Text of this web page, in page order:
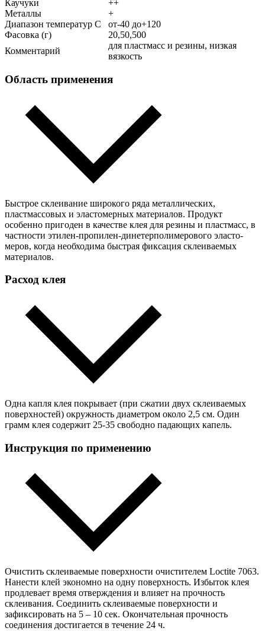
Каучуки
++
Металлы
+
Диапазон температур С
от-40 до+120
Фасовка (г)
20,50,500
Комментарий
для пластмасс и резины, низкая
вязкость
Область применения
Быстрое склеивание широкого ряда металлических,
пластмассовых и эластомерных материалов. Продукт
особенно пригоден в качестве клея для резины и пластмасс, в
частности этилен-пропилен-динетерполимерового эласто-
меров, когда необходима быстрая фиксация склеиваемых
материалов.
Расход клея
Одна капля клея покрывает (при сжатии двух склеиваемых
поверхностей) окружность диаметром около 2,5 см. Один
грамм клея содержит 25-35 свободно падающих капель.
Инструкция по применению
Очистить склеиваемые поверхности очистителем Loctite 7063.
Нанести клей экономно на одну поверхность. Избыток клея
продлевает время отверждения и влияет на прочность
склеивания. Соединить склеиваемые поверхности и
зафиксировать на 5 – 10 сек. Окончательная прочность
соединения достигается в течение 24 ч.